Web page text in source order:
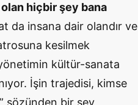
olan hiçbir şey bana
da insana dair olandır ve
kesilmek
kültür-sanata
İşin trajedisi, kimse
sözünden bir şey